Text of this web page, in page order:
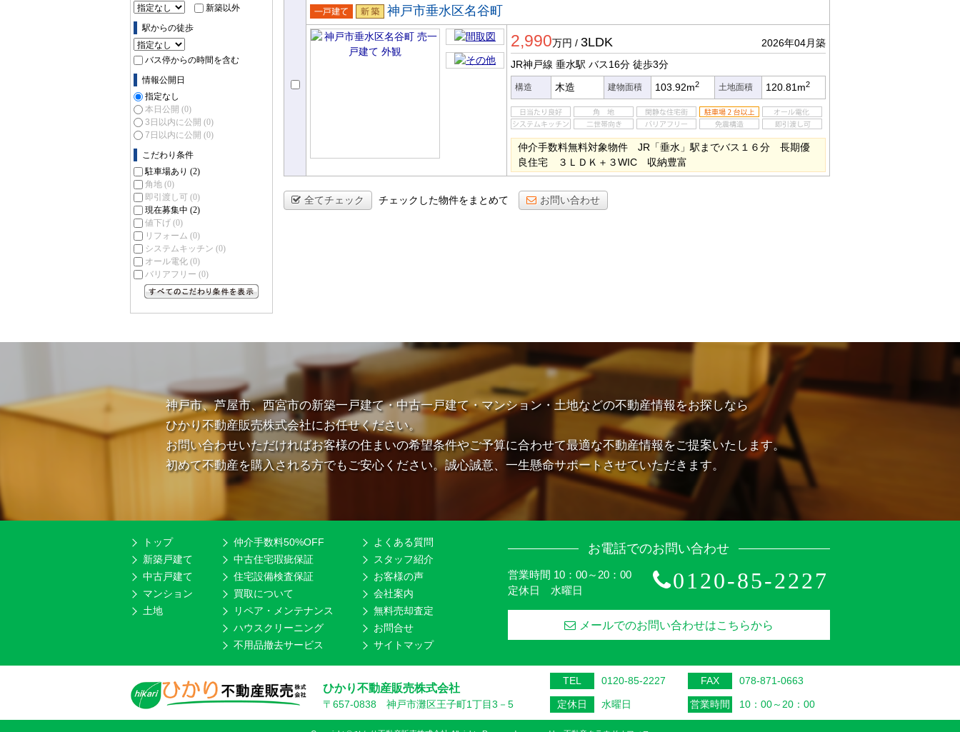
新築以外
駅からの徒歩
バス停からの時間を含む
情報公開日
指定なし
本日公開 (0)
3日以内に公開 (0)
7日以内に公開 (0)
こだわり条件
駐車場あり (2)
角地 (0)
即引渡し可 (0)
現在募集中 (2)
値下げ (0)
リフォーム (0)
システムキッチン (0)
オール電化 (0)
バリアフリー (0)
売一戸建
て
新築
神戸市垂水区名谷町
2,990万円 / 3LDK
2026年04月築
JR神戸線 垂水駅 バス16分 徒歩3分
構造 木造 建物面積 103.92m2 土地面積 120.81m2
仲介手数料無料対象物件 JR「垂水」駅までバス１６分 長期優
良住宅 ３ＬＤＫ＋３WIC 収納豊富
全てチェック チェックした物件をまとめて お問い合わせ
神戸市、芦屋市、西宮市の新築一戸建て・中古一戸建て・マンション・土地などの不動産情報をお探しなら
ひかり不動産販売株式会社にお任せください。
お問い合わせいただければお客様の住まいの希望条件やご予算に合わせて最適な不動産情報をご提案いたします。
初めて不動産を購入される方でもご安心ください。誠心誠意、一生懸命サポートさせていただきます。
トップ
新築戸建て
中古戸建て
マンション
土地
仲介手数料50%OFF
中古住宅瑕疵保証
住宅設備検査保証
買取について
リペア・メンテナンス
ハウスクリーニング
不用品撤去サービス
よくある質問
スタッフ紹介
お客様の声
会社案内
無料売却査定
お問合せ
サイトマップ
お電話でのお問い合わせ
営業時間 10：00～20：00
定休日 水曜日
0120-85-2227
メールでのお問い合わせはこちらから
ひかり不動産販売株式会社
〒657-0838 神戸市灘区王子町1丁目3－5
TEL 0120-85-2227 FAX 078-871-0663
定休日 水曜日 営業時間 10：00～20：00